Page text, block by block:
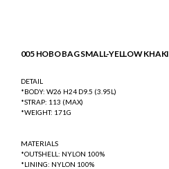
005 HOBO BAG SMALL-YELLOW KHAKI
DETAIL
*BODY: W26 H24 D9.5 (3.95L)
*STRAP: 113 (MAX)
*WEIGHT: 171G
MATERIALS
*OUTSHELL: NYLON 100%
*LINING: NYLON 100%